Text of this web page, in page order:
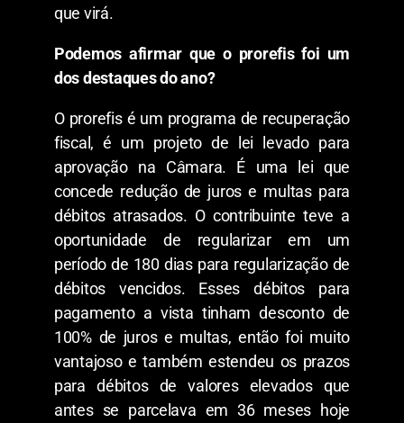
que virá.
Podemos afirmar que o prorefis foi um
dos destaques do ano?
O prorefis é um programa de recuperação
fiscal, é um projeto de lei levado para
aprovação na Câmara. É uma lei que
concede redução de juros e multas para
débitos atrasados. O contribuinte teve a
oportunidade de regularizar em um
período de 180 dias para regularização de
débitos vencidos. Esses débitos para
pagamento a vista tinham desconto de
100% de juros e multas, então foi muito
vantajoso e também estendeu os prazos
para débitos de valores elevados que
antes se parcelava em 36 meses hoje